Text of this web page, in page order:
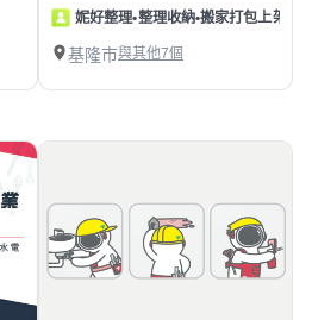
妮好整理•整理收納•搬家打包上架
基隆市與其他7個